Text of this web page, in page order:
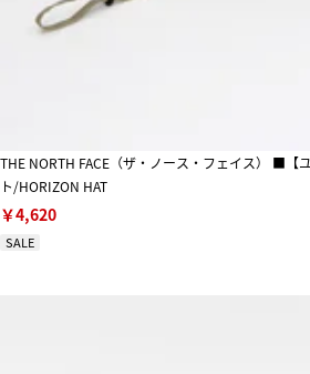
THE NORTH FACE（ザ・ノース・フェイス） ■【
ト/HORIZON HAT
￥4,620
SALE